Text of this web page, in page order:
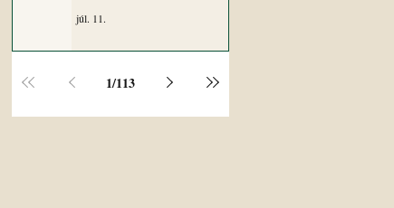
júl. 11.
1/113